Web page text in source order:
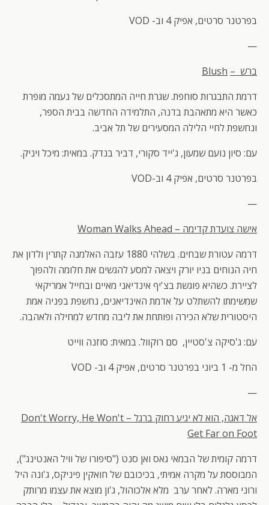
בפרטנר סרטים, אפיק 4 וב- VOD
—
ברש – Blush
דרמת התבגרות סוחפת. שגרת חייה המתסכלים של נעמה מופרת
כאשר היא מתאהבת בדנה, התלמידה החדשה בבית הספר,
ונחשפת לחיי הלילה המסעירים של תל אביב.
עם: סיון נועם שמעון, ג'ייד סקורי, דביר בנדק. במאית: מיכל ויניק.
בפרטנר סרטים, אפיק 4 וב-VOD
—
אישה צועדת קדימה – Woman Walks Ahead
דרמה עטורת שבחים. בשלהי 1880 עזבה האלמנה קתרין ולדון את
חיה הנוחים בניו יורק ויצאה למסע להגשים את חלומה ולהפוך
לציירת. כשהיא פוגשת בצ'יף אינדיאני מאיים ובחייל אמריקאי
שמשימתו להשתלט על אדמת האינדיאנים, נחשפת בפניה אמת
היסטורית שלא הכירה ופותחת את ליבה מחדש למחילה ולאהבה.
עם: ג'סיקה צ'סטיין, סם רוקוול. במאית: סוזנה ווייט
החל מ- 1 ביוני בפרטנר סרטים, אפיק 4 וב- VOD
—
אל דאגה, הוא לא יגיע רחוק ברגל – Don't Worry, He Won't
Get Far on Foot
דרמה קומית של הבמאי גאס ואן סנט ("סיפורו של וויל האנטינג"),
המבוססת על מקרה אמיתי, בכיכובם של חואקין פיניקס, ג'ונה היל
ורוני מארה. לאחר ערב מלא אלכוהול, ג'ון מוצא את עצמו מרותק